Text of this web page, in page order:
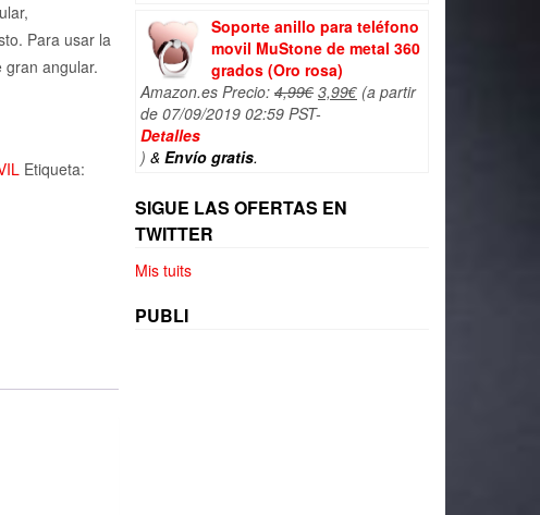
Para usar la
gran angular.
Etiqueta:
Soporte anillo para teléfono
movil MuStone de metal 360
grados (Oro rosa)
Amazon.es Precio: 4,99€ El
precio
3,99€El(a partir
de 07/09/2019 02:59 PST-
Detalles
) & Envío gratis.
SIGUE LAS OFERTAS EN
TWITTER
Mis tuits
PUBLI